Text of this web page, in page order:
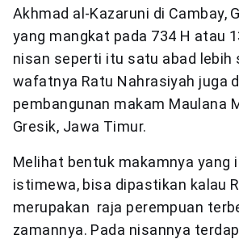
Akhmad al-Kazaruni di Cambay,
yang mangkat pada 734 H atau
nisan seperti itu satu abad lebih
wafatnya Ratu Nahrasiyah juga
pembangunan makam Maulana
Gresik, Jawa Timur.
Melihat bentuk makamnya yang
istimewa, bisa dipastikan kalau
merupakan raja perempuan
zamannya. Pada nisannya